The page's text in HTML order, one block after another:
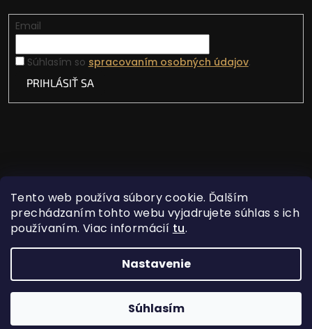
Tento web používa súbory cookie. Ďalším
prechádzaním tohto webu vyjadrujete súhlas s ich
používaním. Viac informácií tu.
Nastavenie
Súhlasím
Email
Súhlasím so spracovaním osobných údajov.
PRIHLÁSIŤ SA
Vytvoril Shoptet
Copyright 2026Lovecká vášeň. Všetky práva
vyhradené.